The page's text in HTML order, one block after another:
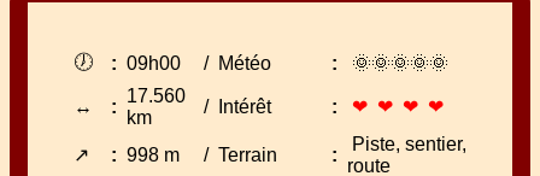
🕖 : 09h00 / Météo : 🌞🌞🌞🌞🌞
↔ :
17.560
km
/ Intérêt : ❤ ❤ ❤ ❤
↗ : 998 m / Terrain :
Piste, sentier,
route